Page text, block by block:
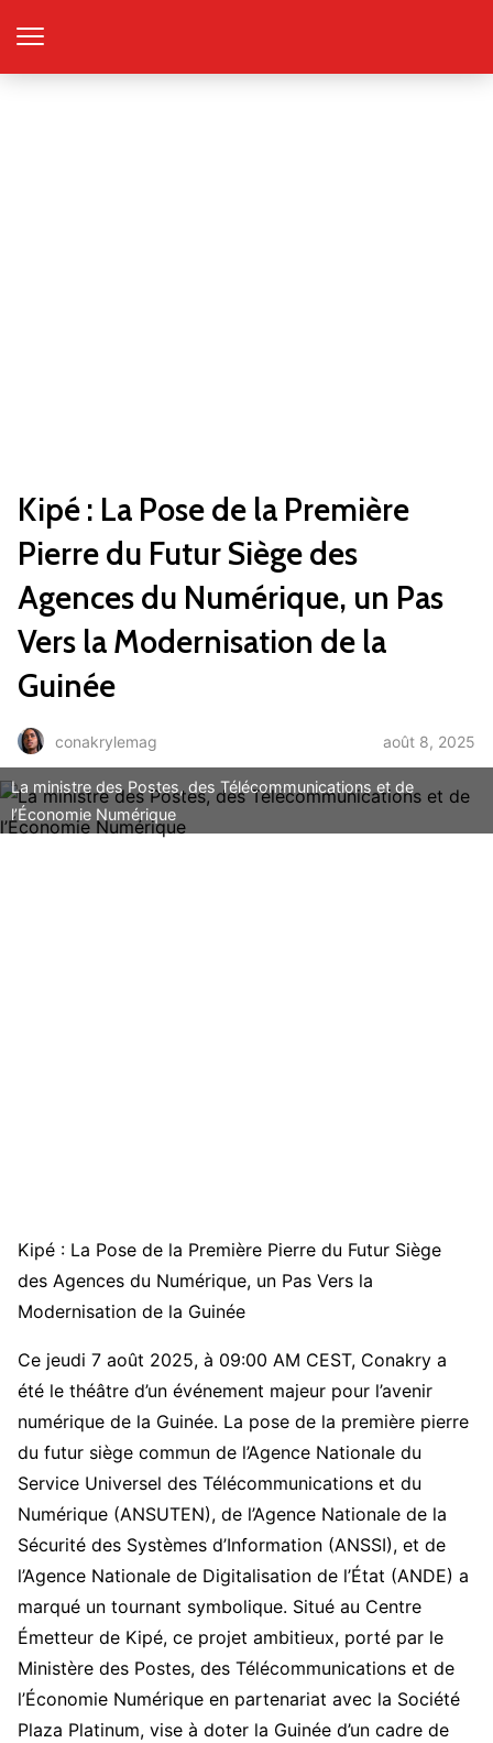
Kipé : La Pose de la Première
Pierre du Futur Siège des
Agences du Numérique, un Pas
Vers la Modernisation de la
Guinée
conakrylemag août 8, 2025
La ministre des Postes, des Télécommunications et de
l’Économie Numérique
Kipé : La Pose de la Première Pierre du Futur Siège
des Agences du Numérique, un Pas Vers la
Modernisation de la Guinée
Ce jeudi 7 août 2025, à 09:00 AM CEST, Conakry a
été le théâtre d’un événement majeur pour l’avenir
numérique de la Guinée. La pose de la première pierre
du futur siège commun de l’Agence Nationale du
Service Universel des Télécommunications et du
Numérique (ANSUTEN), de l’Agence Nationale de la
Sécurité des Systèmes d’Information (ANSSI), et de
l’Agence Nationale de Digitalisation de l’État (ANDE) a
marqué un tournant symbolique. Situé au Centre
Émetteur de Kipé, ce projet ambitieux, porté par le
Ministère des Postes, des Télécommunications et de
l’Économie Numérique en partenariat avec la Société
Plaza Platinum, vise à doter la Guinée d’un cadre de